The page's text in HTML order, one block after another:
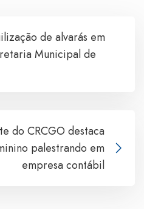
de alvarás em
Municipal de
do CRCGO destaca
palestrando em
empresa contábil